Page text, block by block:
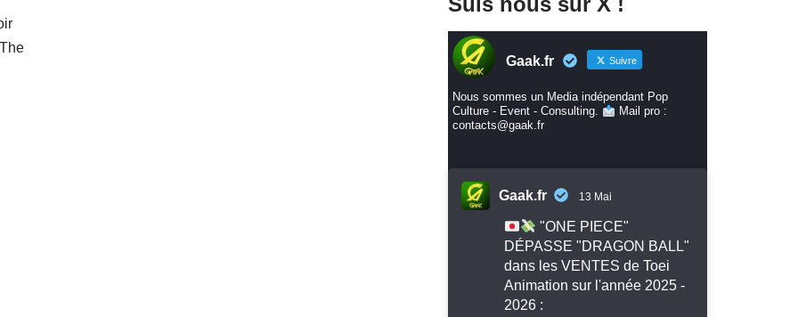
Gaak.fr Suivre
Nous sommes un Media indépendant Pop
Culture - Event - Consulting.
Mail pro :
contacts@gaak.fr
Gaak.fr 13 Mai
"ONE PIECE"
DÉPASSE "DRAGON BALL"
dans les VENTES de Toei
Animation sur l'année 2025 -
2026 :